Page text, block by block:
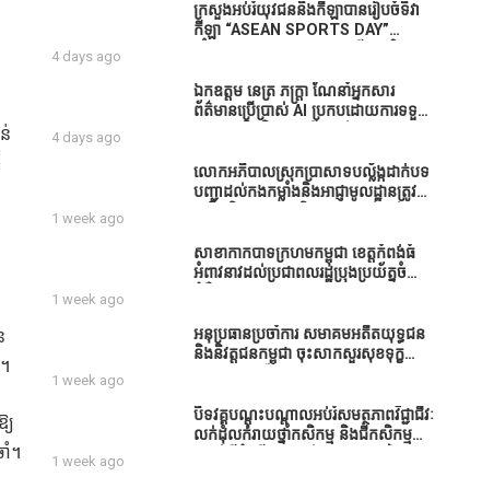
យ
។
ក្រសួងអប់រំយុវជននិងកីឡាបានរៀបចំទិវា
កីឡា “ASEAN SPORTS DAY”
កំពង់ធំ( Video inside)
4 days ago
ឯកឧត្តម នេត្រ ភក្ត្រា ណែនាំអ្នកសារ
ព័ត៌មានប្រើប្រាស់ AI ប្រកបដោយការទទួល
ព្រោះ AI មិនមែនជាអ្នកទទួលខុសត្រូវនៃ
អត្ថបទព័ត៌មាននោះទេ
4 days ago
លោកអភិបាលស្រុកប្រាសាទបល្ល័ង្កដាក់បទ
បញ្ជាដល់កងកម្លាំងនិងអាជ្ញាមូលដ្ឋានត្រូវ
1 week ago
សាខាកាកបាទក្រហមកម្ពុជា ខេត្តកំពង់ធំ
អំពាវនាវដល់ប្រជាពលរដ្ឋប្រុងប្រយ័ត្នចំពោះ
1 week ago
អនុប្រធានប្រចាំការ សមាគមអតីតយុទ្ធជន
និងនិវត្តជនកម្ពុជា ចុះសាកសួរសុខទុក្ខ
អភិវឌ្ឍន៍អតីតយុទ្ធជន មរតកតេជោធិបតី
ថ្លុកកព្រីង
1 week ago
បិទវគ្គបណ្តុះបណ្តាលអប់រំសមត្ថភាពវិជ្ជាជីវៈ
លក់ដុំលក់រាយថ្នាំកសិកម្ម និងជីកសិកម្ម
1 week ago